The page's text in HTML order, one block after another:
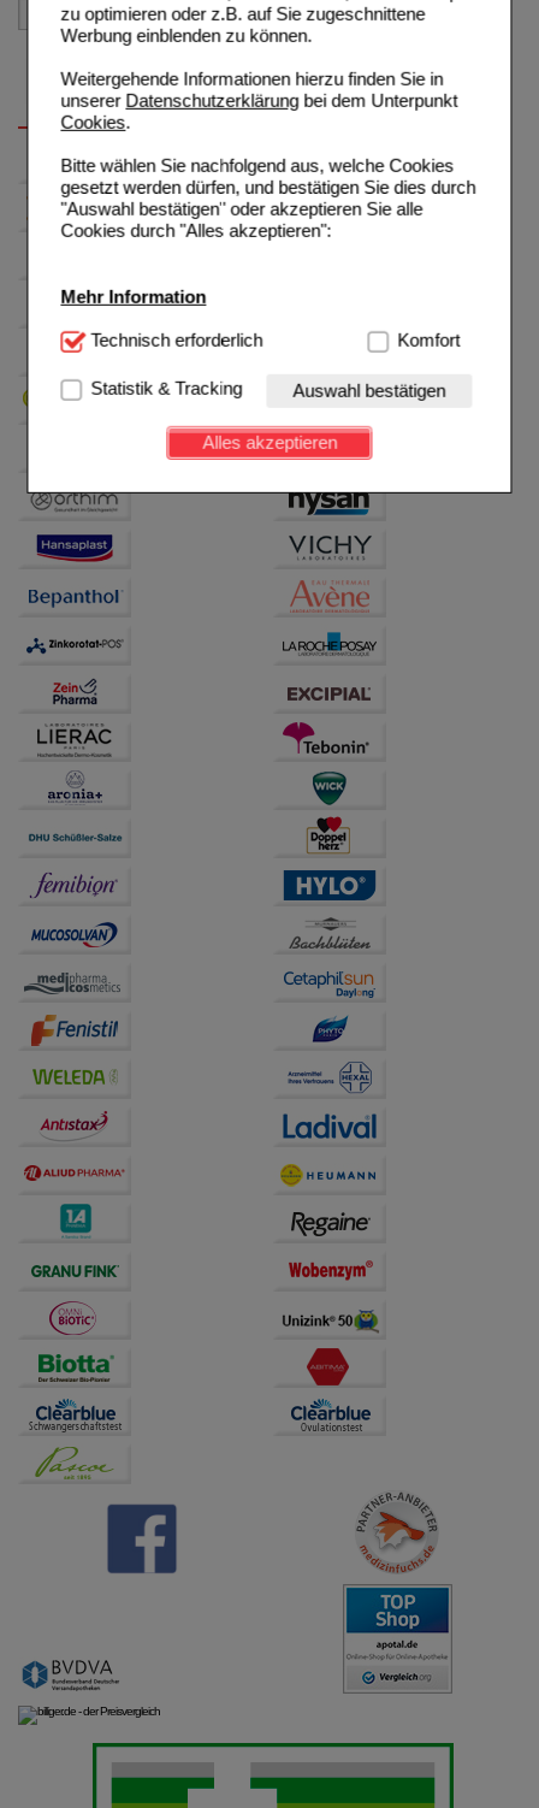
zu optimieren oder z.B. auf Sie zugeschnittene
Werbung einblenden zu können.
Weitergehende Informationen hierzu finden Sie in
unserer Datenschutzerklärungbei dem Unterpunkt
Cookies.
Bitte wählen Sie nachfolgend aus, welche Cookies
gesetzt werden dürfen, und bestätigen Sie dies durch
"Auswahl bestätigen" oder akzeptieren Sie alle
Cookies durch "Alles akzeptieren":
Mehr Information
Technisch Notwendig:Hierbei handelt es sich um
Website notwendig sind (z.B. Navigation, Warenkorb,
Kundenkonto), weshalb auf diese nicht verzichtet
werden kann.
Einkaufserlebnis noch ansprechender zu gestalten,
beispielsweise für die Wiedererkennung des
Besuchers oder unsere Seite an bevorzugte
Verhaltensweisen (z.B. Spracheinstellung)
anzupassen. Komfort-Cookies ermöglichen es uns
auch auf Ihre Bedürfnisse zugeschrittene Inhalte
betreiben.
Statistik & Tracking:
Hierüber lassen sich
Informationen über die Art und Weise der Nutzung
unserer Website sammeln, mit deren Hilfe wir unsere
Website weiter für Sie optimieren können, den Inhalt
auf unserer Website aber auch die Werbung auf
Drittseiten möglichst relevant für Sie zu gestalten.
Bitte beachten Sie, dass Daten hierfür teilweise an
Dritte wie z.B. Google oder soziale Medien
Technisch erforderlich Komfort
Statistik & Tracking Auswahl bestätigen
Alles akzeptieren